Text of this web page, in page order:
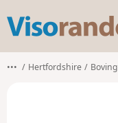
••• Hertfordshire